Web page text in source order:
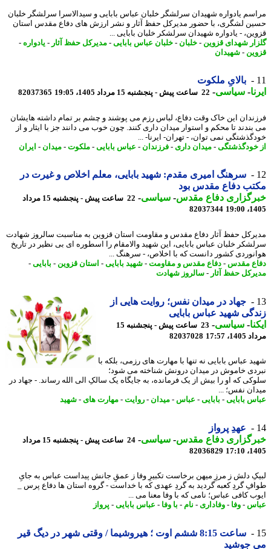
یادواره شهیدان سرلشگر خلبان عباس بابایی و سیدالاسرا سرلشگر خلبان
لشگری، با حضور مدیرکل حفظ آثار و نشر ارزش های دفاع مقدس استان
- یادواره شهیدان سرلشکر خلبان بابایی ...
شهدای قزوین -خلبان-خلبان عباس بابایی-مدیرکل حفظ آثار- یادواره-
-شهیدان
بالایِ ملکوت
-سیاسی-22 ساعت پیش - پنجشنبه 15 مرداد 1405، 19:05 82037365
این خاک وقت دفاع، لباس رزم می پوشند و چشم بر تمام داشته هایشان
تا محکم و استوار میدان داری کنند. چون خوب می دانند جز با ایثار و از
نمی توان، - تهران- ایرنا- ...
-میدان داری- فرزندان - عباس بابایی-ملکوت-میدان- ایران
سرهنگ امیری مقدم: شهید بابایی، معلم اخلاص و غیرت در
دفاع مقدس بود
دفاع مقدس-سیاسی-
22 ساعت پیش - پنجشنبه 15 مرداد
82037344
حفظ آثار دفاع مقدس و مقاومت استان قزوین به مناسبت سالروز شهادت
خلبان عباس بابایی، این شهید والامقام را اسطوره ای بی نظیر در تاریخ
کشور دانست که با اخلاص، - سرهنگ ...
مقدس-دفاع مقدس و مقاومت-شهید بابایی-استان قزوین -بابایی-
حفظ آثار- سالروز شهادت
جهاد در میدان نفس؛ روایت هایی از
شهید عباس بابایی
-سیاسی-
23 ساعت پیش - پنجشنبه 15
17:57
82037028
عباس بابایی نه تنها با مهارت های رزمی، بلکه با
خاموش در میدان درونش شناخته می شود؛
که او را بیش از یک فرمانده، به جایگاه یک سالکِ الی الله رساند. - جهاد در
نفس؛ ...
بابایی-بابایی-عباس-میدان- روایت-مهارت های -شهید
عهدِ پرواز
دفاع مقدس-سیاسی-
24 ساعت پیش - پنجشنبه 15 مرداد
82036829
دلش ز مرزِ میهن برخاست تکبیرِ وفا ز عمقِ جانش پیداست عباس به جایِ
گردِ کعبه گردید به گردِ عهدی که با خداست - گروه استان ها دفاع پرس _
کافی عباس؛ نامی که با وفا معنا می ...
-وفا -وفاداری- نام -با وفا-عباس بابایی-پرواز
ساعت 8:15 ششم اوت ؛ هیروشیما / وقتی شهر در دیگ قیر
جوشید